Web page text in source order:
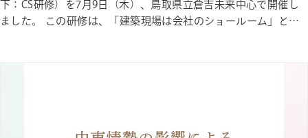
下：CS研修）を7月9日（木）、鳥取県立倉吉未来中心で開催し
ました。 この研修は、「建築現場は会社のショールーム」とい